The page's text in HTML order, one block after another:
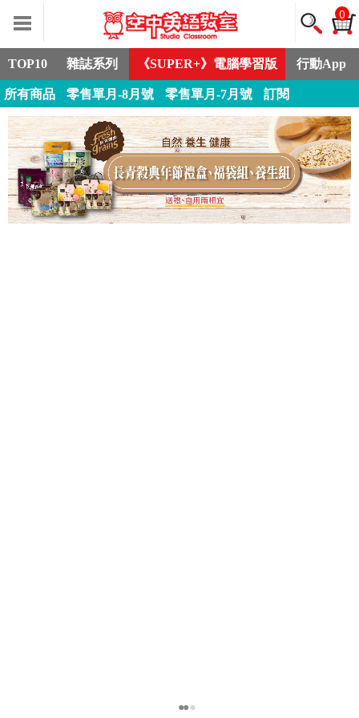
0
TOP10 雜誌系列 《SUPER+》電腦學習版 行動App
所有商品 零售單月-8月號 零售單月-7月號 訂閱